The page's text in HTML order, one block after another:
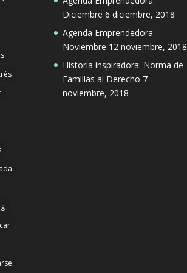
Diciembre 6 diciembre, 2018
Agenda Emprendedora:
Noviembre 12 noviembre, 2018
Historia inspiradora: Norma de
Familias al Derecho 7
noviembre, 2018